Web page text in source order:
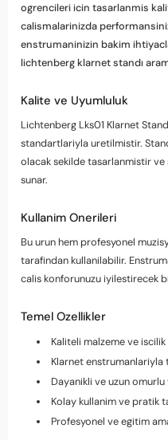
ogrencileri icin tasarlanmis
calismalarinizda
enstrumaninizin bakim
lichtenberg klarnet standı
Kalite ve Uyumluluk
Lichtenberg Lks01 Klarnet
standartlariyla uretilmistir.
olacak sekilde tasarlanmistir
sunar.
Kullanim Onerileri
Bu urun hem profesyonel
tarafindan kullanilabilir.
calis konforunuzu iyilestirecek
Temel Ozellikler
Kaliteli malzeme ve iscilik
Klarnet enstrumanlariyla
Dayanikli ve uzun omurlu
Kolay kullanim ve pratik
Profesyonel ve egitim